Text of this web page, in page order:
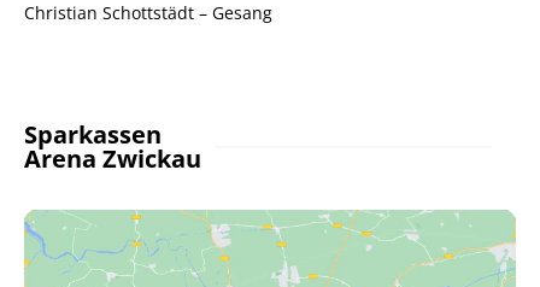
Christian Schottstädt – Gesang
Sparkassen
Arena Zwickau